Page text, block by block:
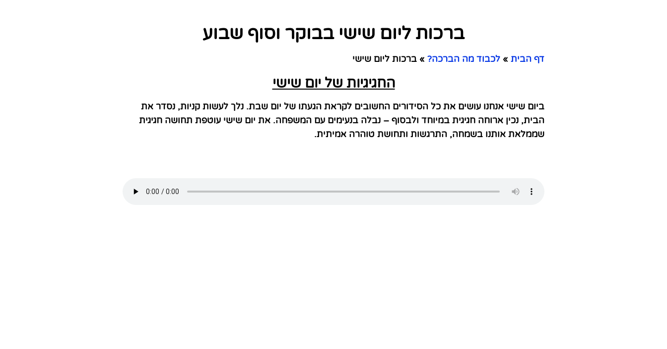
ברכות ליום שישי בבוקר וסוף שבוע
דף הבית » לכבוד מה הברכה? » ברכות ליום שישי
החגיגיות של יום שישי
ביום שישי אנחנו עושים את כל הסידורים החשובים לקראת הגעתו של יום שבת. נלך לעשות קניות, נסדר את
הבית, נכין ארוחה חגיגית במיוחד ולבסוף – נבלה בנעימים עם המשפחה. את יום שישי עוטפת תחושה חגיגית
שממלאת אותנו בשמחה, התרגשות ותחושת טוהרה אמיתית.